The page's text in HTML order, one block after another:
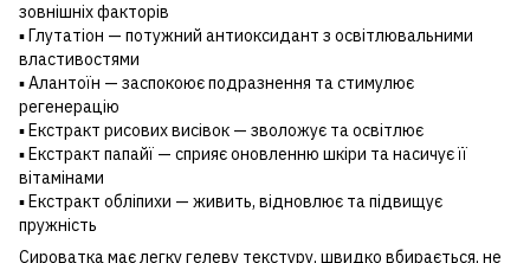
зовнішніх факторів
▪️ Глутатіон — потужний антиоксидант з освітлювальними
властивостями
▪️ Алантоїн — заспокоює подразнення та стимулює
регенерацію
▪️ Екстракт рисових висівок — зволожує та освітлює
▪️ Екстракт папайї — сприяє оновленню шкіри та насичує її
вітамінами
▪️ Екстракт обліпихи — живить, відновлює та підвищує
пружність
Сироватка має легку гелеву текстуру, швидко вбирається, не